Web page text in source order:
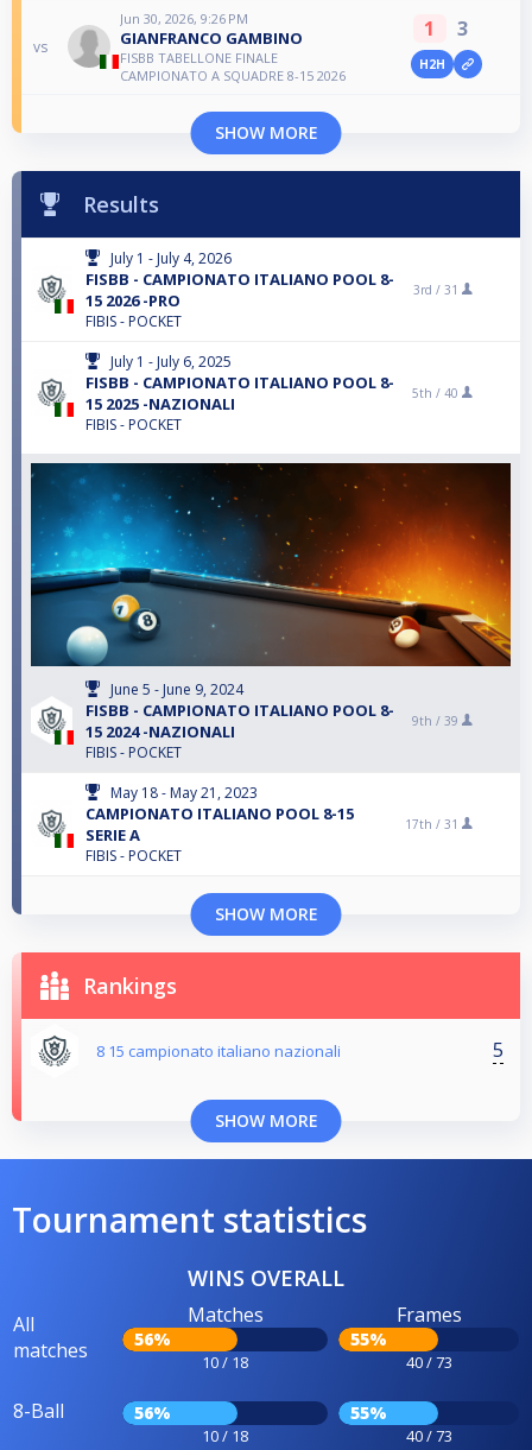
vs
Jun 30, 2026, 9:26 PM
GIANFRANCO GAMBINO
FISBB TABELLONE FINALE
CAMPIONATO A SQUADRE 8-15 2026
1 3
H2H
SHOW MORE
Results
July 1 - July 4, 2026
FISBB - CAMPIONATO ITALIANO POOL 8-
15 2026 -PRO
FIBIS - POCKET
3rd / 31
July 1 - July 6, 2025
FISBB - CAMPIONATO ITALIANO POOL 8-
15 2025 -NAZIONALI
FIBIS - POCKET
5th / 40
June 5 - June 9, 2024
FISBB - CAMPIONATO ITALIANO POOL 8-
15 2024 -NAZIONALI
FIBIS - POCKET
9th / 39
May 18 - May 21, 2023
CAMPIONATO ITALIANO POOL 8-15
SERIE A
FIBIS - POCKET
17th / 31
SHOW MORE
Rankings
8 15 campionato italiano nazionali 5
SHOW MORE
Tournament statistics
WINS OVERALL
All
matches
Matches
56%
10 / 18
Frames
55%
40 / 73
8-Ball 56%
10 / 18
55%
40 / 73